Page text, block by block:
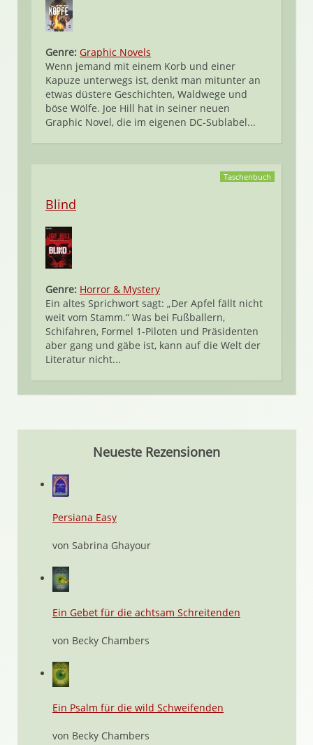
Genre: Graphic Novels
Wenn jemand mit einem Korb und einer
Kapuze unterwegs ist, denkt man mitunter an
etwas düstere Geschichten, Waldwege und
böse Wölfe. Joe Hill hat in seiner neuen
Graphic Novel, die im eigenen DC-Sublabel...
Taschenbuch
Blind
Genre: Horror & Mystery
Ein altes Sprichwort sagt: „Der Apfel fällt nicht
weit vom Stamm.“ Was bei Fußballern,
Schifahren, Formel 1-Piloten und Präsidenten
aber gang und gäbe ist, kann auf die Welt der
Literatur nicht...
Neueste Rezensionen
Persiana Easy
von Sabrina Ghayour
Ein Gebet für die achtsam Schreitenden
von Becky Chambers
Ein Psalm für die wild Schweifenden
von Becky Chambers